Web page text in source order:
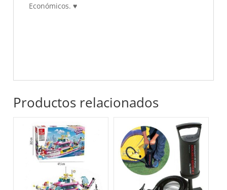
Económicos. ♥
Productos relacionados